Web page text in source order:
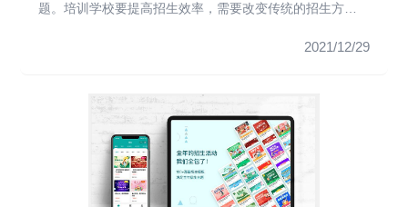
题。培训学校要提高招生效率，需要改变传统的招生方
2021/12/29